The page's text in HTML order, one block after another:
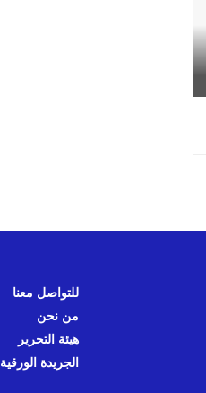
للتواصل معنا
من نحن
هيئة التحرير
الجريدة الورقية